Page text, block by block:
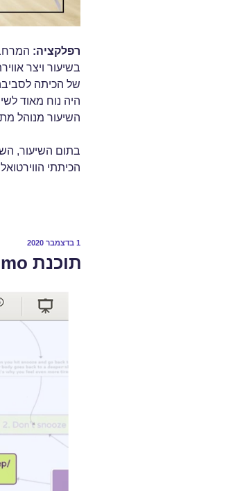
רפלקציה:
בשיעור ויצר
של הכיתה
היה נוח מאוד
השיעור מנוהל
בתום השיעור,
הכיתתי
1 בדצמבר 2020
תוכנת Mindomo להבניית ידע